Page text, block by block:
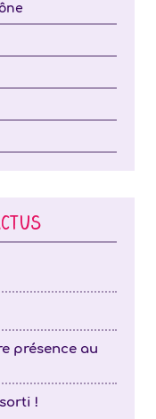
présence au
!